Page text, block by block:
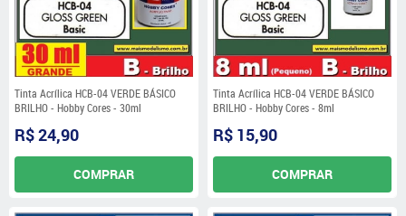
Tinta Acrílica HCB-04 VERDE BÁSICO
BRILHO - Hobby Cores - 30ml
R$ 24,90
COMPRAR
Tinta Acrílica HCB-04 VERDE BÁSICO
BRILHO - Hobby Cores - 8ml
R$ 15,90
COMPRAR